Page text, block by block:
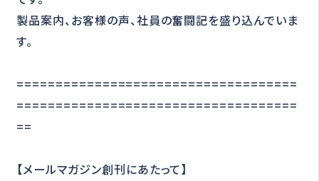
製品案内、お客様の声、社員の奮闘記を盛り込んでいま
す。
====================================
====================================
==
【メールマガジン創刊にあたって】